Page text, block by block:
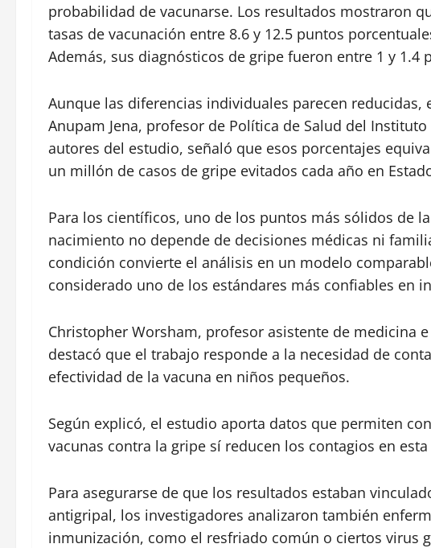
probabilidad de vacunarse. Los resultados mostraron
tasas de vacunación entre 8.6 y 12.5 puntos
Además, sus diagnósticos de gripe fueron entre 1 y 1.4
Aunque las diferencias individuales parecen
Anupam Jena, profesor de Política de Salud del
autores del estudio, señaló que esos porcentajes
un millón de casos de gripe evitados cada año en
Para los científicos, uno de los puntos más sólidos de
nacimiento no depende de decisiones médicas ni
condición convierte el análisis en un modelo
considerado uno de los estándares más confiables en
Christopher Worsham, profesor asistente de medicina
destacó que el trabajo responde a la necesidad de
efectividad de la vacuna en niños pequeños.
Según explicó, el estudio aporta datos que permiten
vacunas contra la gripe sí reducen los contagios en
Para asegurarse de que los resultados estaban
antigripal, los investigadores analizaron también
inmunización, como el resfriado común o ciertos virus